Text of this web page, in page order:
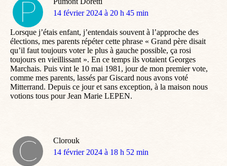
dit
14 février 2024 à 20 h 45 min
Lorsque j’étais enfant, j’entendais souvent à l’approche des
élections, mes parents répéter cette phrase « Grand père disait
qu’il faut toujours voter le plus à gauche possible, ça rosi
toujours en vieillissant ». En ce temps ils votaient Georges
Marchais. Puis vint le 10 mai 1981, jour de mon premier vote,
comme mes parents, lassés par Giscard nous avons voté
Mitterrand. Depuis ce jour et sans exception, à la maison nous
votions tous pour Jean Marie LEPEN.
Clorouk
dit
14 février 2024 à 18 h 52 min